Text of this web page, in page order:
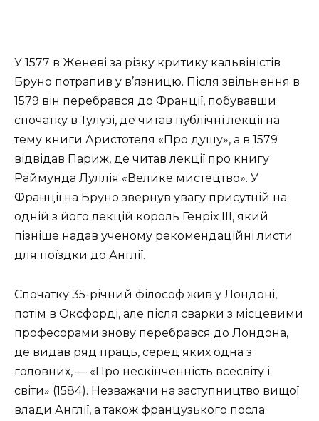
У 1577 в Женеві за різку критику кальвіністів
Бруно потрапив у в’язницю. Після звільнення в
1579 він перебрався до Франції, побувавши
спочатку в Тулузі, де читав публічні лекції на
тему книги Аристотеля «Про душу», а в 1579
відвідав Париж, де читав лекції про книгу
Раймунда Луллія «Велике мистецтво». У
Франції на Бруно звернув увагу присутній на
одній з його лекцій король Генріх III, який
пізніше надав ученому рекомендаційні листи
для поїздки до Англії.
Спочатку 35-річний філософ жив у Лондоні,
потім в Оксфорді, але після сварки з місцевими
професорами знову перебрався до Лондона,
де видав ряд праць, серед яких одна з
головних, — «Про нескінченність всесвіту і
світи» (1584). Незважачи на заступництво вищої
влади Англії, а також французького посла